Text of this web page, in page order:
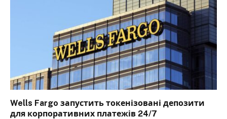
Wells Fargo запустить токенізовані депозити
для корпоративних платежів 24/7